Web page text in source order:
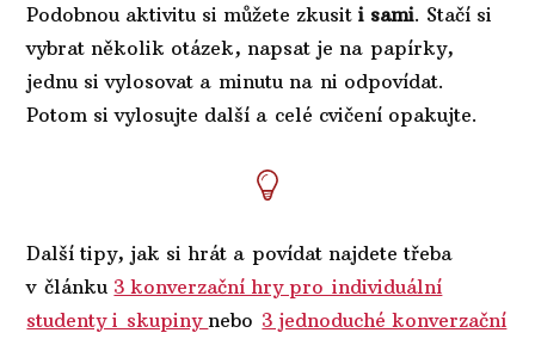
Podobnou aktivitu si můžete zkusiti sami. Stačí si
vybrat několik otázek, napsat je na papírky,
jednu si vylosovat a minutu na ni odpovídat.
Potom si vylosujte další a celé cvičení opakujte.
Další tipy, jak si hrát a povídat najdete třeba
v článku 3 konverzační hry pro individuální
studenty i skupinynebo 3 jednoduché konverzační